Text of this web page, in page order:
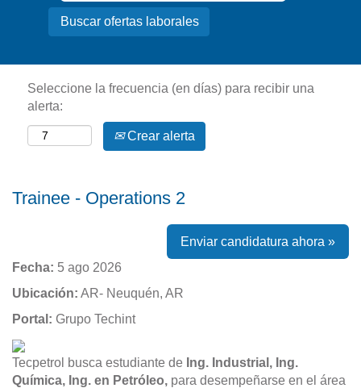
Seleccione la frecuencia (en días) para recibir una
alerta:
Crear alerta
Trainee - Operations 2
Enviar candidatura ahora »
Fecha: 5 ago 2026
Ubicación: AR- Neuquén, AR
Portal: Grupo Techint
Tecpetrol busca estudiante de Ing. Industrial, Ing.
Química, Ing. en Petróleo, para desempeñarse en el área